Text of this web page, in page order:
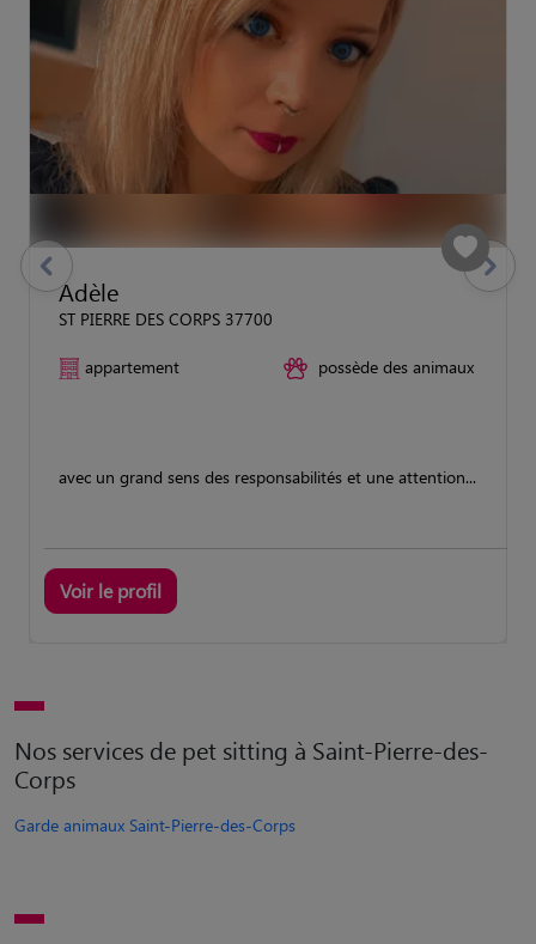
Adèle
ST PIERRE DES CORPS 37700
appartement possède des animaux
avec un grand sens des responsabilités et une attention...
Voir le profil
previous Suivant
Nos services de pet sitting à Saint-Pierre-des-
Corps
Garde animaux Saint-Pierre-des-Corps